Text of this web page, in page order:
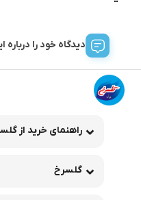
دیدگاه خود را درباره
راهنمای خرید از
گلسرخ